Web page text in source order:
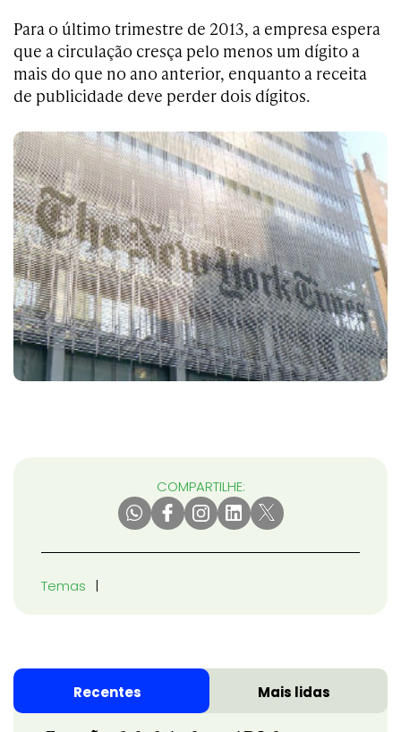
Para o último trimestre de 2013, a empresa espera
que a circulação cresça pelo menos um dígito a
mais do que no ano anterior, enquanto a receita
de publicidade deve perder dois dígitos.
COMPARTILHE:
Temas
Recentes Mais lidas